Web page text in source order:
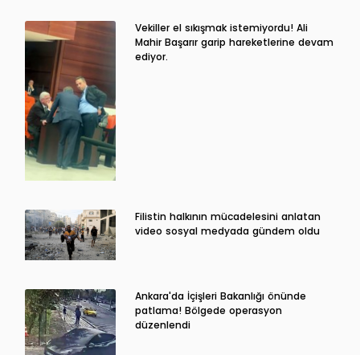
Vekiller el sıkışmak istemiyordu! Ali
Mahir Başarır garip hareketlerine devam
ediyor.
Filistin halkının mücadelesini anlatan
video sosyal medyada gündem oldu
Ankara'da İçişleri Bakanlığı önünde
patlama! Bölgede operasyon
düzenlendi